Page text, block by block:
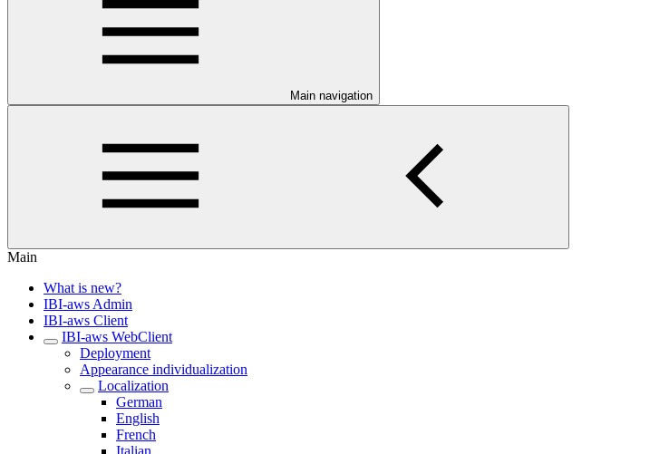
Main navigation
Main
What is new?
IBI-aws Admin
IBI-aws Client
IBI-aws WebClient
Deployment
Appearance individualization
Localization
German
English
French
Italian